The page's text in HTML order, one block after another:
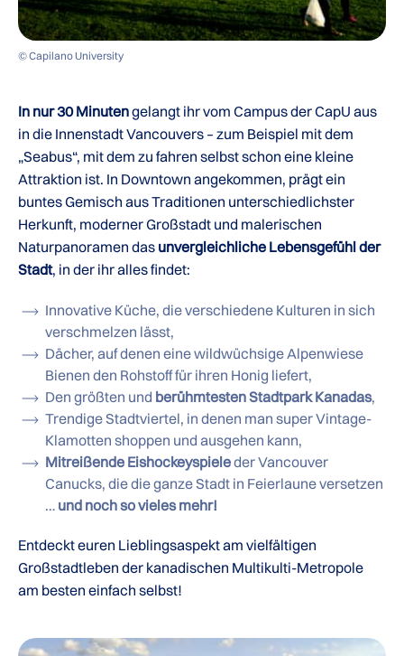
© Capilano University
In nur 30 Minutengelangt ihr vom Campus der CapU aus
in die Innenstadt Vancouvers – zum Beispiel mit dem
„Seabus“, mit dem zu fahren selbst schon eine kleine
Attraktion ist. In Downtown angekommen, prägt ein
buntes Gemisch aus Traditionen unterschiedlichster
Herkunft, moderner Großstadt und malerischen
Naturpanoramen das unvergleichliche Lebensgefühl der
Stadt, in der ihr alles findet:
Innovative Küche, die verschiedene Kulturen in sich
verschmelzen lässt,
Dächer, auf denen eine wildwüchsige Alpenwiese
Bienen den Rohstoff für ihren Honig liefert,
Den größten und berühmtesten Stadtpark Kanadas,
Trendige Stadtviertel, in denen man super Vintage-
Klamotten shoppen und ausgehen kann,
Mitreißende Eishockeyspieleder Vancouver
Canucks, die die ganze Stadt in Feierlaune versetzen
… und noch so vieles mehr!
Entdeckt euren Lieblingsaspekt am vielfältigen
Großstadtleben der kanadischen Multikulti-Metropole
am besten einfach selbst!